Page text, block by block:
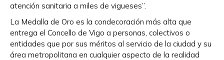
atención sanitaria a miles de vigueses”.
La Medalla de Oro es la condecoración más alta que
entrega el Concello de Vigo a personas, colectivos o
entidades que por sus méritos al servicio de la ciudad y su
área metropolitana en cualquier aspecto de la realidad